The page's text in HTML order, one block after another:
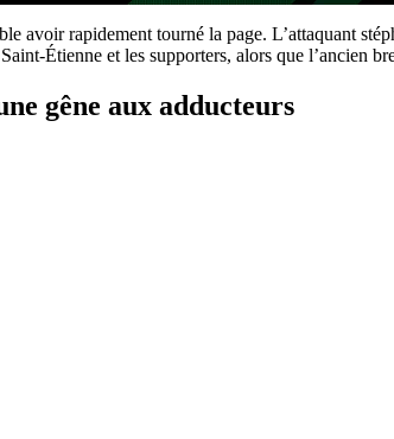
avoir rapidement tourné la page. L’attaquant
Étienne et les supporters, alors que l’ancien
gêne aux adducteurs